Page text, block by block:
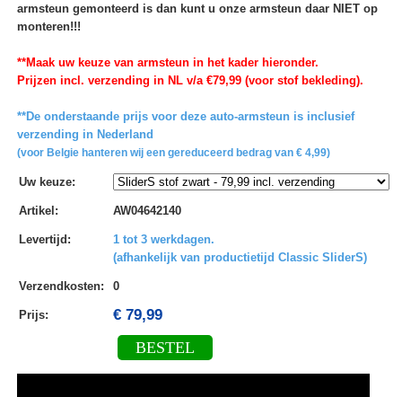
armsteun gemonteerd is dan kunt u onze armsteun daar NIET op
monteren!!!
**Maak uw keuze van armsteun in het kader hieronder.
Prijzen incl. verzending in NL v/a €79,99 (voor stof bekleding).
**De onderstaande prijs voor deze auto-armsteun is inclusief
verzending in Nederland
(voor Belgie hanteren wij een gereduceerd bedrag van € 4,99)
Uw keuze:
Artikel : AW04642140
Levertijd :
1 tot 3 werkdagen.
(afhankelijk van productietijd Classic SliderS)
Verzendkosten: 0
Prijs: € 79,99
BESTEL